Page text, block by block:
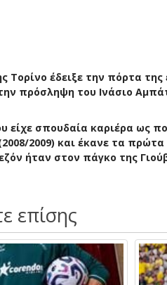
Τορίνο έδειξε την πόρτα
πρόσληψη του Ινάσιο
είχε σπουδαία καριέρα ως
2009) και έκανε τα
ήταν στον πάγκο της
επίσης